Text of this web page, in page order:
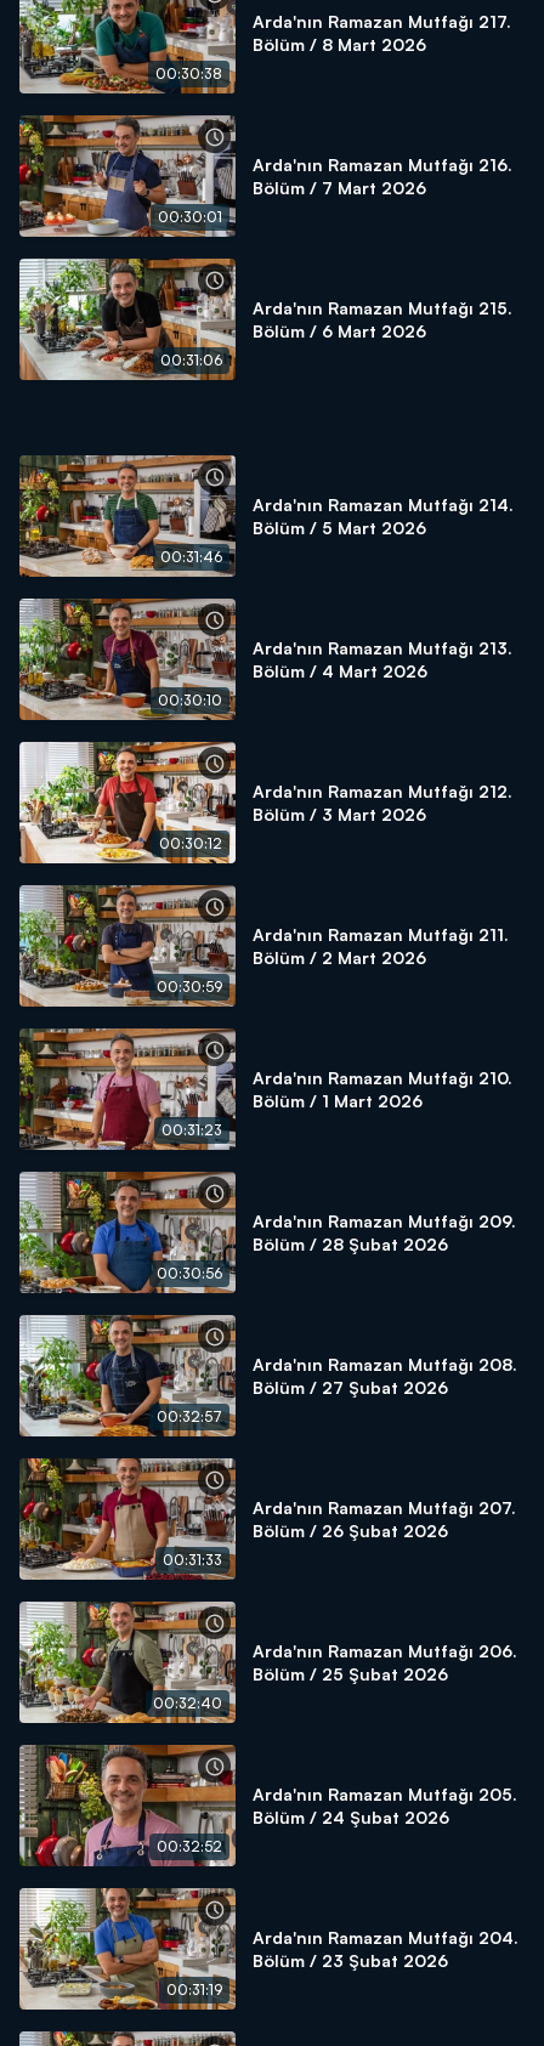
00:30:38
Arda'nın Ramazan Mutfağı 217.
Bölüm / 8 Mart 2026
00:30:01
Arda'nın Ramazan Mutfağı 216.
Bölüm / 7 Mart 2026
00:31:06
Arda'nın Ramazan Mutfağı 215.
Bölüm / 6 Mart 2026
00:31:46
Arda'nın Ramazan Mutfağı 214.
Bölüm / 5 Mart 2026
00:30:10
Arda'nın Ramazan Mutfağı 213.
Bölüm / 4 Mart 2026
00:30:12
Arda'nın Ramazan Mutfağı 212.
Bölüm / 3 Mart 2026
00:30:59
Arda'nın Ramazan Mutfağı 211.
Bölüm / 2 Mart 2026
00:31:23
Arda'nın Ramazan Mutfağı 210.
Bölüm / 1 Mart 2026
00:30:56
Arda'nın Ramazan Mutfağı 209.
Bölüm / 28 Şubat 2026
00:32:57
Arda'nın Ramazan Mutfağı 208.
Bölüm / 27 Şubat 2026
00:31:33
Arda'nın Ramazan Mutfağı 207.
Bölüm / 26 Şubat 2026
00:32:40
Arda'nın Ramazan Mutfağı 206.
Bölüm / 25 Şubat 2026
00:32:52
Arda'nın Ramazan Mutfağı 205.
Bölüm / 24 Şubat 2026
00:31:19
Arda'nın Ramazan Mutfağı 204.
Bölüm / 23 Şubat 2026